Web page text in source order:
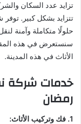
تزايد عدد السكان
تتزايد بشكل كبير.
حلولًا متكاملة وآمنة
سنستعرض في هذه
الأثاث في هذه المدينة.
خدمات شركة
رمضان
1. فك وتركيب الأثاث: